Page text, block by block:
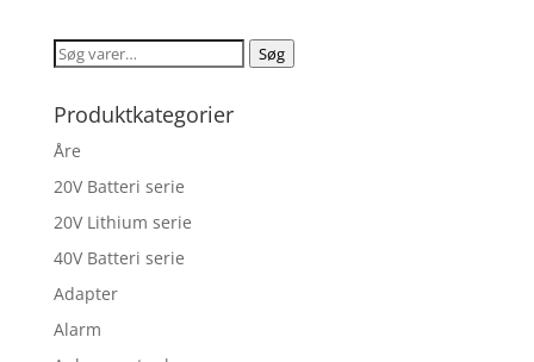
Søg
Søg
Produktkategorier
Åre
20V Batteri serie
20V Lithium serie
40V Batteri serie
Adapter
Alarm